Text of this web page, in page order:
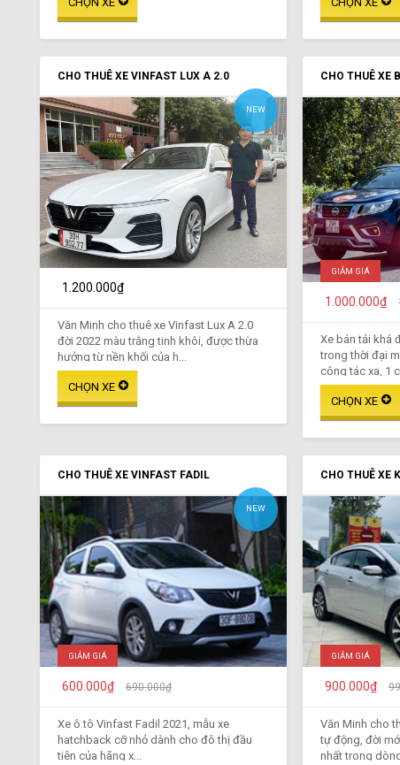
CHO THUÊ XE VINFAST LUX A 2.0
NEW
1.200.000₫
Văn Minh cho thuê xe Vinfast Lux A 2.0
đời 2022 màu trắng tinh khôi, được thừa
hưởng từ nền khối của h...
CHO THUÊ XE
GIẢM GIÁ
1.000.000₫
Xe bán tải khá
trong thời đại
công tác xa, 1
CHO THUÊ XE VINFAST FADIL
NEW
GIẢM GIÁ
600.000₫ 690.000₫
Xe ô tô Vinfast Fadil 2021, mẫu xe
hatchback cỡ nhỏ dành cho đô thị đầu
tiên của hãng x...
CHO THUÊ XE
GIẢM GIÁ
900.000₫
Văn Minh cho
tự động, đời
nhất trong